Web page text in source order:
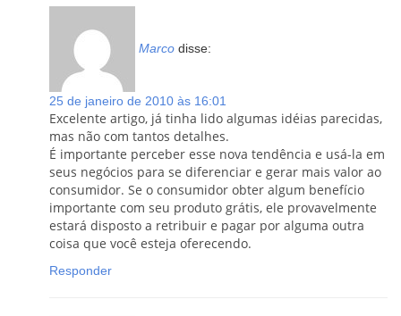
Marco disse:
25 de janeiro de 2010 às 16:01
Excelente artigo, já tinha lido algumas idéias parecidas,
mas não com tantos detalhes.
É importante perceber esse nova tendência e usá-la em
seus negócios para se diferenciar e gerar mais valor ao
consumidor. Se o consumidor obter algum benefício
importante com seu produto grátis, ele provavelmente
estará disposto a retribuir e pagar por alguma outra
coisa que você esteja oferecendo.
Responder